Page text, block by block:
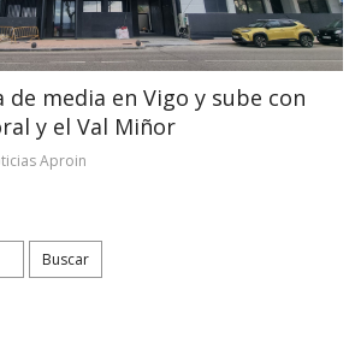
de media en Vigo y sube con
y el Val Miñor
Aproin